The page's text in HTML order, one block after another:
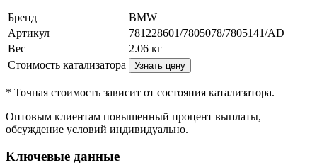
Бренд
BMW
Артикул
781228601/7805078/7805141/AD
Вес
2.06 кг
Стоимость катализатора
Узнать цену
* Точная стоимость зависит от состояния катализатора.
Оптовым клиентам повышенный процент выплаты,
обсуждение условий индивидуально.
Ключевые данные